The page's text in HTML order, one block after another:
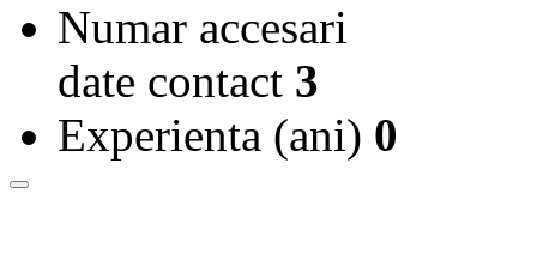
Numar accesari
date contact 3
Experienta (ani) 0